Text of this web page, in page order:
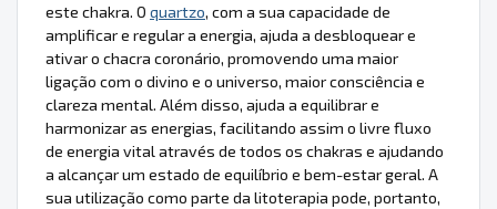
este chakra. O quartzo, com a sua capacidade de
amplificar e regular a energia, ajuda a desbloquear e
ativar o chacra coronário, promovendo uma maior
ligação com o divino e o universo, maior consciência e
clareza mental. Além disso, ajuda a equilibrar e
harmonizar as energias, facilitando assim o livre fluxo
de energia vital através de todos os chakras e ajudando
a alcançar um estado de equilíbrio e bem-estar geral. A
sua utilização como parte da litoterapia pode, portanto,